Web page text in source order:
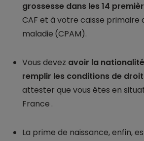
grossesse dans les 14
CAF et à votre caisse primaire
maladie (CPAM).
Vous devez avoir la
remplir les conditions de
attester que vous êtes en
France .
La prime de naissance, enfin,